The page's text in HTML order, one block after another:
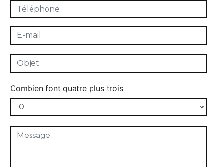
Combien font quatre plus trois